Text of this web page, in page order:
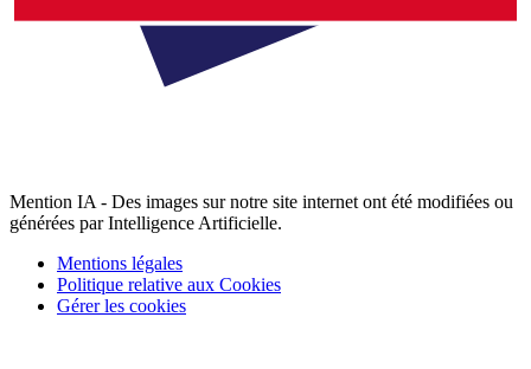
Mention IA - Des images sur notre site internet ont été modifiées ou
générées par Intelligence Artificielle.
Mentions légales
Politique relative aux Cookies
Gérer les cookies